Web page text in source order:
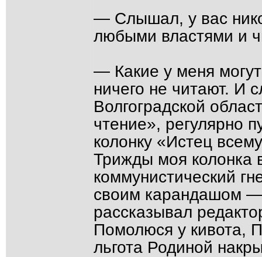
— Слышал, у вас
любыми властями и
— Какие у меня
ничего не читают. И
Волгоградской
чтение», регулярно
колонку «Истец
Трижды моя колонка
коммунистический
своим карандашом —
рассказывал
Помолюся у кивота,
льгота Родиной